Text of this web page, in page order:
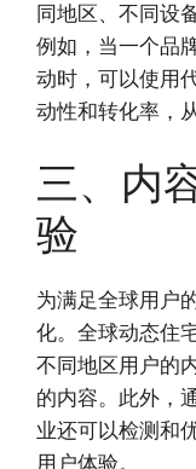
同地区、不同设
例如，当一个品
动时，可以使用
动性和转化率，
三、内
验
为满足全球用户
化。全球动态住
不同地区用户的
的内容。此外，
业还可以检测和
用户体验。